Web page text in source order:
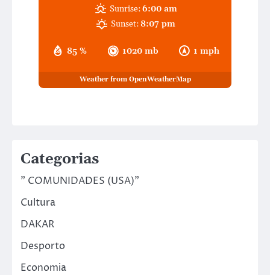
85 % 1020 mb 1 mph
Sunrise:6:00 am
Sunset:8:07 pm
Weather from OpenWeatherMap
Categorias
" COMUNIDADES (USA)"
Cultura
DAKAR
Desporto
Economia